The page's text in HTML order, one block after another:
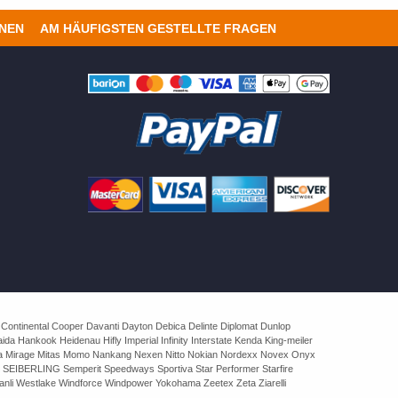
AM HÄUFIGSTEN GESTELLTE FRAGEN
Cooper Davanti Dayton Debica Delinte Diplomat Dunlop
Hankook Heidenau Hifly Imperial Infinity Interstate Kenda King-meiler
Mitas Momo Nankang Nexen Nitto Nokian Nordexx Novex Onyx
Semperit Speedways Sportiva Star Performer Starfire
Westlake Windforce Windpower Yokohama Zeetex Zeta Ziarelli